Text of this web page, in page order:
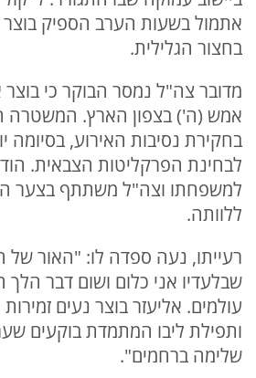
אתמול בשעות הערב הספיק בוצר
בחצור הגלילית.
מדובר צה"ל נמסר הבוקר כי בוצר
אמש (ה') בצפון הארץ. המשטרה
בחקירת נסיבות האירוע, בסיומה
לבחינת הפרקליטות הצבאית.
למשפחתו וצה"ל משתתף בצער
ללוותה.
רעייתו, נעה ספדה לו: "האור של
שבלעדיו אני כלום ושום דבר
עולמים. אליעזר בוצר נעים
ותפילת ליבו המתמדת בוקעים
שלימה ברחמים".